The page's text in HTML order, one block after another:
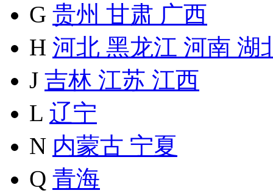
G 贵州 甘肃 广西
H 河北 黑龙江 河南 湖
J 吉林 江苏 江西
L 辽宁
N 内蒙古 宁夏
Q 青海